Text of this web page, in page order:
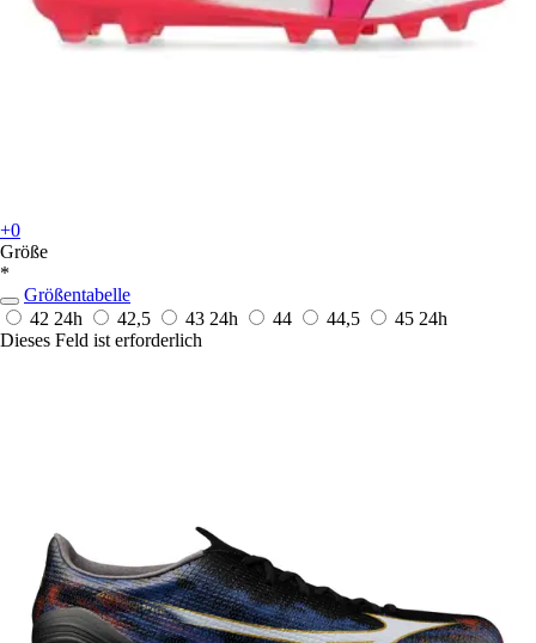
+0
Größe
*
Größentabelle
42 24h 42,5 43 24h 44 44,5 45 24h
Dieses Feld ist erforderlich